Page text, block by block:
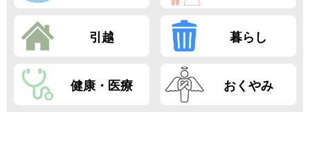
引越 暮らし
健康・医療 おくやみ